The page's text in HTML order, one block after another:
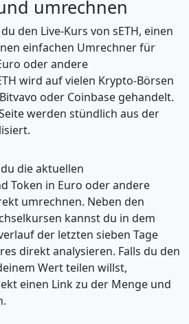
umrechnen
den Live-Kurs von sETH, einen
einfachen Umrechner für
oder andere
wird auf vielen Krypto-Börsen
oder Coinbase gehandelt.
werden stündlich aus der
die aktuellen
Token in Euro oder andere
umrechnen. Neben den
kannst du in dem
der letzten sieben Tage
direkt analysieren. Falls du den
Wert teilen willst,
einen Link zu der Menge und